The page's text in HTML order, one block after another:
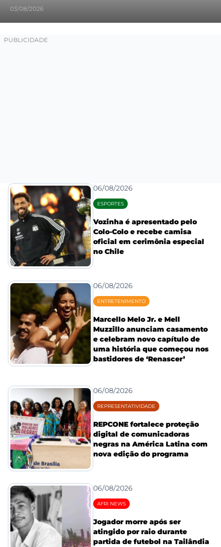
03/08/2026
06/08/2026
ESPORTES
Vozinha é apresentado pelo
Colo-Colo e recebe camisa
oficial em cerimônia especial
no Chile
06/08/2026
ENTRETENIMENTO
Marcello Melo Jr. e Mell
Muzzillo anunciam casamento
e celebram novo capítulo de
uma história que começou nos
bastidores de ‘Renascer’
06/08/2026
REPRESENTATIVIDADE
REPCONE fortalece proteção
digital de comunicadoras
negras na América Latina com
nova edição do programa
06/08/2026
AFRI NEWS
Jogador morre após ser
atingido por raio durante
partida de futebol na Tailândia